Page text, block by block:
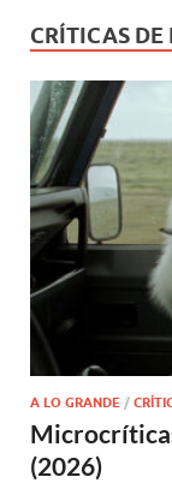
CRÍTICAS DE
A LO GRANDE /
(2026)